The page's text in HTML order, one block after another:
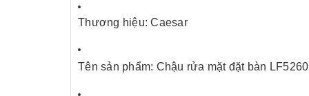
Thương hiệu: Caesar
Tên sản phẩm: Chậu rửa mặt đặt bàn LF5260